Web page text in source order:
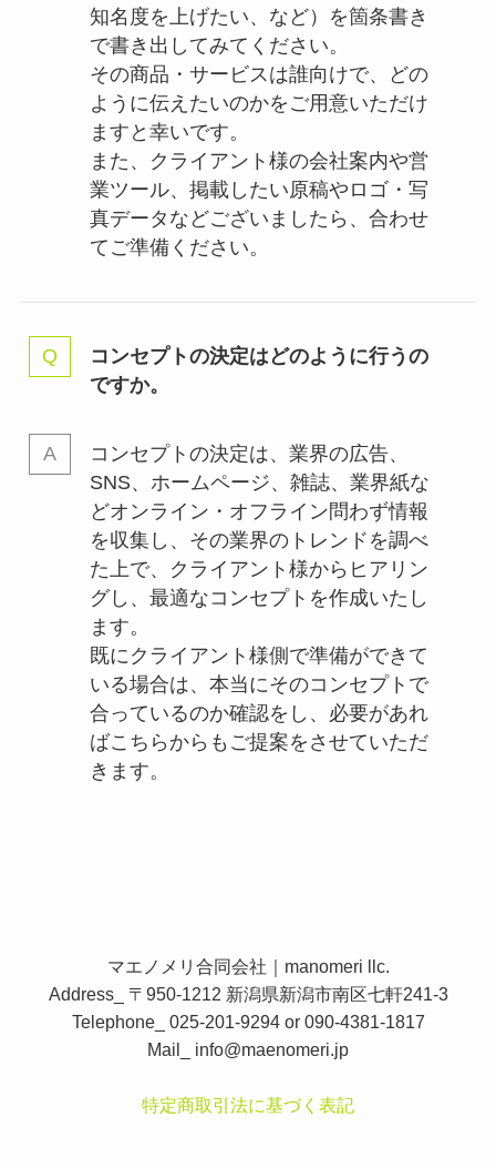
知名度を上げたい、など）を箇条書き
で書き出してみてください。
その商品・サービスは誰向けで、どの
ように伝えたいのかをご用意いただけ
ますと幸いです。
また、クライアント様の会社案内や営
業ツール、掲載したい原稿やロゴ・写
真データなどございましたら、合わせ
てご準備ください。
コンセプトの決定はどのように行うの
ですか。
コンセプトの決定は、業界の広告、
SNS、ホームページ、雑誌、業界紙な
どオンライン・オフライン問わず情報
を収集し、その業界のトレンドを調べ
た上で、クライアント様からヒアリン
グし、最適なコンセプトを作成いたし
ます。
既にクライアント様側で準備ができて
いる場合は、本当にそのコンセプトで
合っているのか確認をし、必要があれ
ばこちらからもご提案をさせていただ
きます。
マエノメリ合同会社｜manomeri llc.
Address_ 〒950-1212 新潟県新潟市南区七軒241-3
Telephone_ 025-201-9294 or 090-4381-1817
Mail_ info@maenomeri.jp
特定商取引法に基づく表記